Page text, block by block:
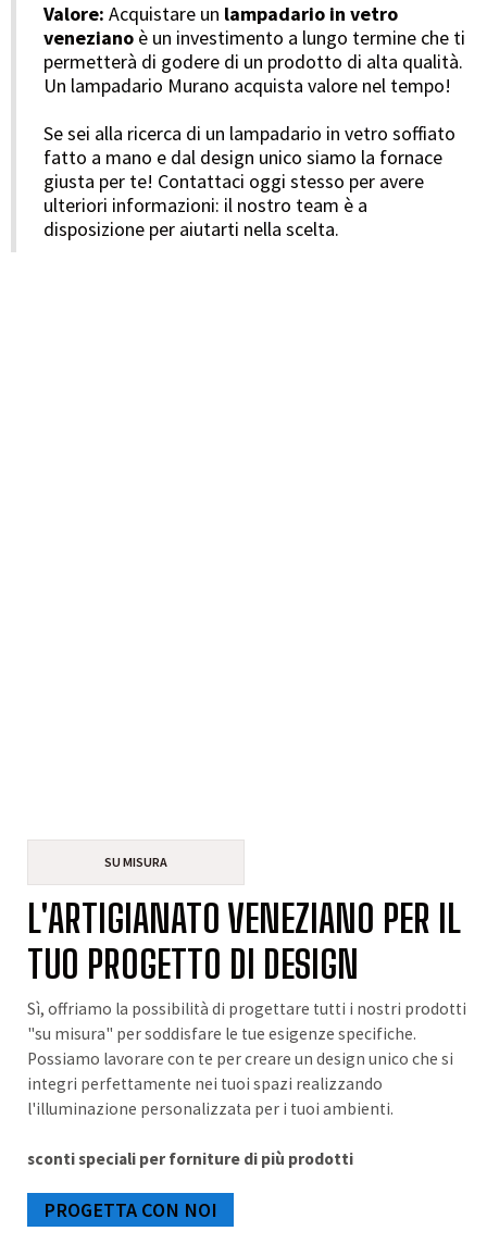
Valore: Acquistare un lampadario in vetro
veneziano è un investimento a lungo termine che ti
permetterà di godere di un prodotto di alta qualità.
Un lampadario Murano acquista valore nel tempo!
Se sei alla ricerca di un lampadario in vetro soffiato
fatto a mano e dal design unico siamo la fornace
giusta per te! Contattaci oggi stesso per avere
ulteriori informazioni: il nostro team è a
disposizione per aiutarti nella scelta.
SU MISURA
L'ARTIGIANATO VENEZIANO PER IL
TUO PROGETTO DI DESIGN
Sì, offriamo la possibilità di progettare tutti i nostri prodotti
"su misura" per soddisfare le tue esigenze specifiche.
Possiamo lavorare con te per creare un design unico che si
integri perfettamente nei tuoi spazi realizzando
l'illuminazione personalizzata per i tuoi ambienti.
sconti speciali per forniture di più prodotti
PROGETTA CON NOI